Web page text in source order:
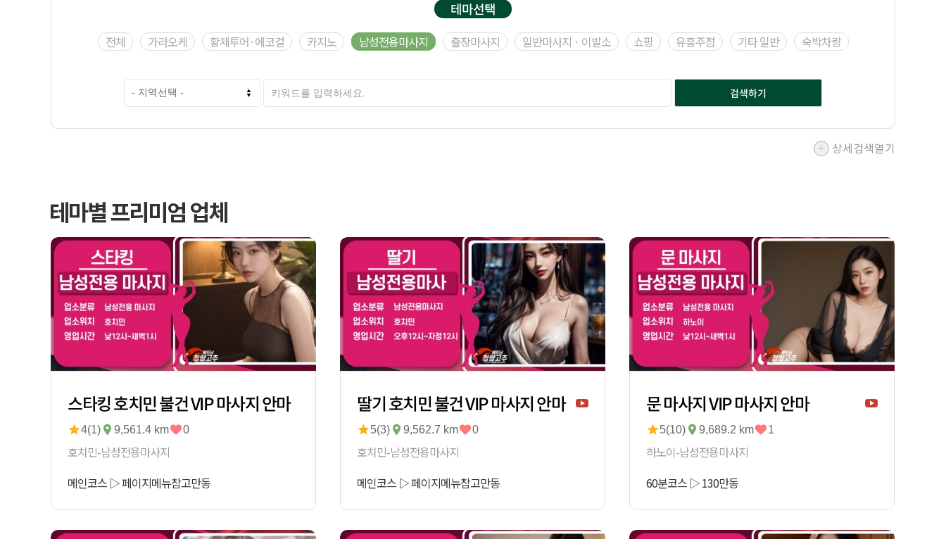
테마선택
전체 가라오케 황제투어·에코걸 카지노 남성전용마사지 출장마사지 일반마사지 · 이발소 쇼핑 유흥주점 기타 일반 숙박차량
검색하기
상세검색열기
스타킹 호치민 불건 VIP 마사지 안마
4(1) 9,561.4 km 0
호치민-남성전용마사지
메인코스 ▷페이지메뉴참고만동
딸기 호치민 불건 VIP 마사지 안마
5(3) 9,562.7 km 0
호치민-남성전용마사지
메인코스 ▷페이지메뉴참고만동
문 마사지 VIP 마사지 안마
5(10) 9,689.2 km 1
하노이-남성전용마사지
60분코스 ▷130만동